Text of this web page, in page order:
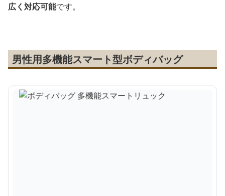
広く対応可能です。
男性用多機能スマート型ボディバッグ